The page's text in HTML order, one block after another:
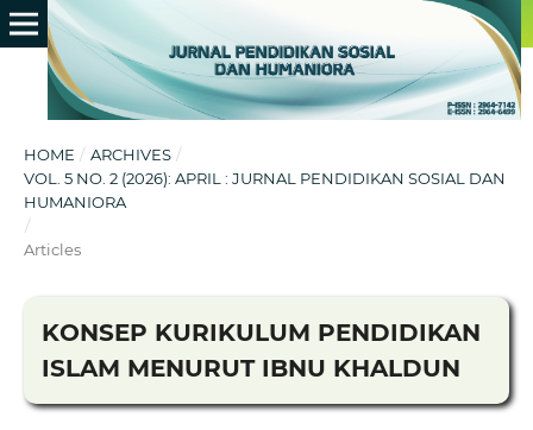
HOME / ARCHIVES /
VOL. 5 NO. 2 (2026): APRIL : JURNAL PENDIDIKAN SOSIAL DAN
HUMANIORA
/
Articles
KONSEP KURIKULUM PENDIDIKAN
ISLAM MENURUT IBNU KHALDUN